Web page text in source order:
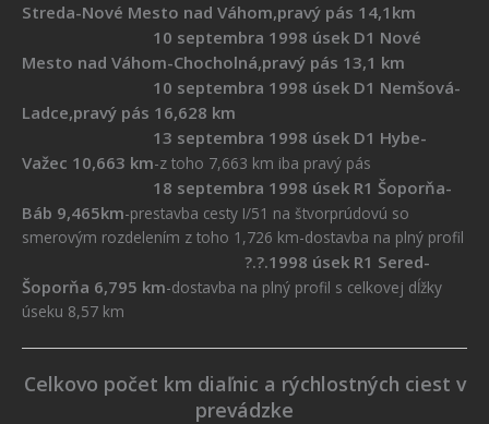
Streda-Nové Mesto nad Váhom,pravý pás 14,1km
10 septembra 1998 úsek D1 Nové
Mesto nad Váhom-Chocholná,pravý pás 13,1 km
10 septembra 1998 úsek D1 Nemšová-
Ladce,pravý pás 16,628 km
13 septembra 1998 úsek D1 Hybe-
Važec 10,663 km-z toho 7,663 km iba pravý pás
18 septembra 1998 úsek R1 Šoporňa-
Báb 9,465km-prestavba cesty I/51 na štvorprúdovú so
smerovým rozdelením z toho 1,726 km-dostavba na plný profil
?.?.1998 úsek R1 Sered-
Šoporňa 6,795 km-dostavba na plný profil s celkovej dĺžky
úseku 8,57 km
Celkovo počet km diaľnic a rýchlostných ciest v
prevádzke